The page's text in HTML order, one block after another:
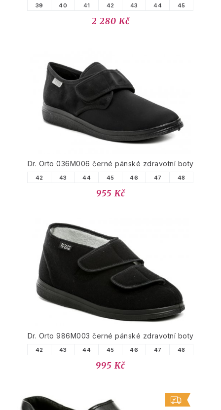
39 40 41 42 43 44 45
2 280 Kč
Dr. Orto 036M006 černé pánské zdravotní boty
42 43 44 45 46 47 48
955 Kč
Dr. Orto 986M003 černé pánské zdravotní boty
42 43 44 45 46 47 48
995 Kč